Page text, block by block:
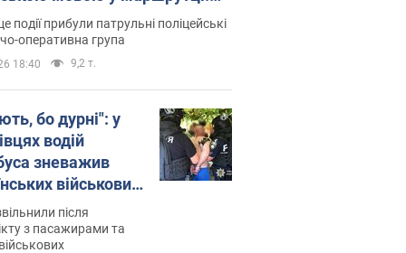
склала адмінпротокол.
події прибули патрульні поліцейські
оперативна група
18:40 9,2 т.
бо дурні": у
водій
зневажив
військових
Відео
після
з пасажирами та